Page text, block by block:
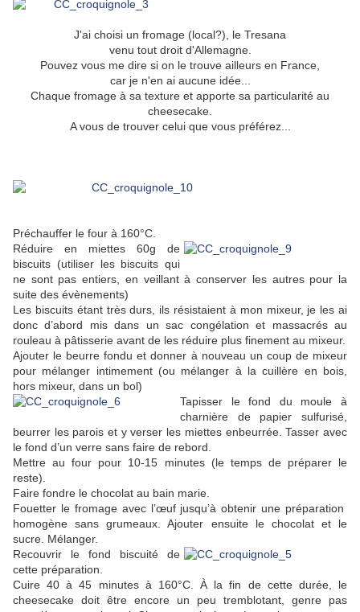
J'ai choisi un fromage (local?), le Tresana
venu tout droit d'Allemagne.
Pouvez vous me dire si on le trouve ailleurs en France,
car je n'en ai aucune idée...
Chaque fromage à sa texture et apporte sa particularité au
cheesecake.
A vous de trouver celui que vous préférez...
Préchauffer le four à 160°C.
Réduire en miettes 60g de
biscuits (utiliser les biscuits qui
ne sont pas entiers, en veillant à conserver les autres pour la
suite des évènements)
Les biscuits étant très durs, ils résistaient à mon mixeur, je les ai
donc d’abord mis dans un sac congélation et massacrés au
rouleau à pâtisserie avant de les réduire plus finement au mixeur.
Ajouter le beurre fondu et donner à nouveau un coup de mixeur
pour mélanger intimement (ou mélanger à la cuillère en bois,
hors mixeur, dans un bol)
Tapisser le fond du moule à
charnière de papier sulfurisé,
beurrer les parois et y verser les miettes enbeurrée. Tasser avec
le fond d’un verre sans faire de rebord.
Mettre au four pour 10-15 minutes (le temps de préparer le
reste).
Faire fondre le chocolat au bain marie.
Fouetter le fromage avec l’œuf jusqu’à obtenir une préparation
homogène sans grumeaux. Ajouter ensuite le chocolat et le
sucre. Mélanger.
Recouvrir le fond biscuité de
cette préparation.
Cuire 40 à 45 minutesà 160°C. À la fin de cette durée,
le
cheesecake doit être encore un peu tremblotant, genre pas